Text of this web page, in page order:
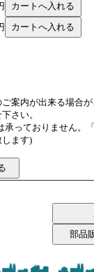
案内が出来る場合
さい。
承っておりません。
ます)